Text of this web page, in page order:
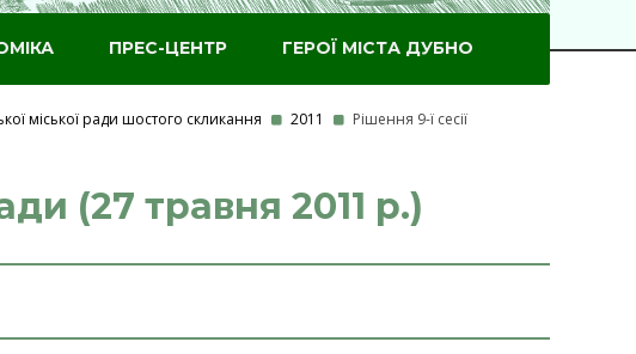
ПРЕС-ЦЕНТР ГЕРОЇ МІСТА ДУБНО
міської ради шостого скликання 2011
Рішення 9-ї сесії
(27 травня 2011 р.)